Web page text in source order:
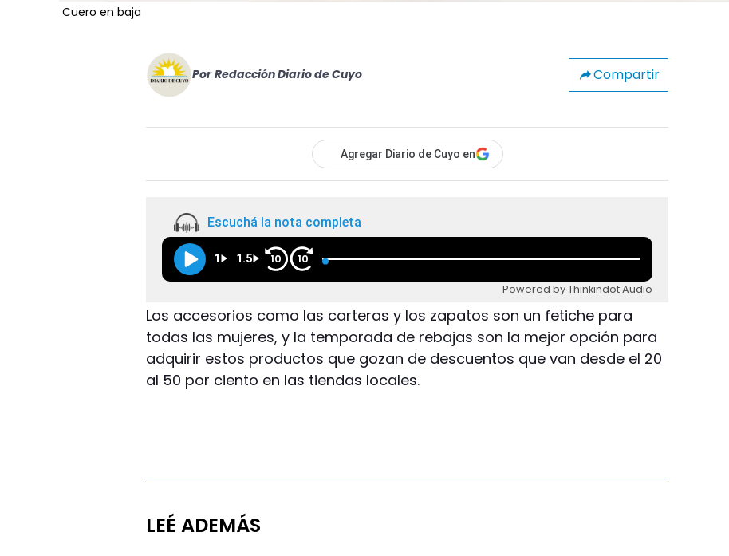
Cuero en baja
Por Redacción Diario de Cuyo Compartir
Agregar Diario de Cuyo en
Escuchá la nota completa
1 1.5 10 10
Powered by Thinkindot Audio
Los accesorios como las carteras y los zapatos son un fetiche para
todas las mujeres, y la temporada de rebajas son la mejor opción para
adquirir estos productos que gozan de descuentos que van desde el 20
al 50 por ciento en las tiendas locales.
LEÉ ADEMÁS